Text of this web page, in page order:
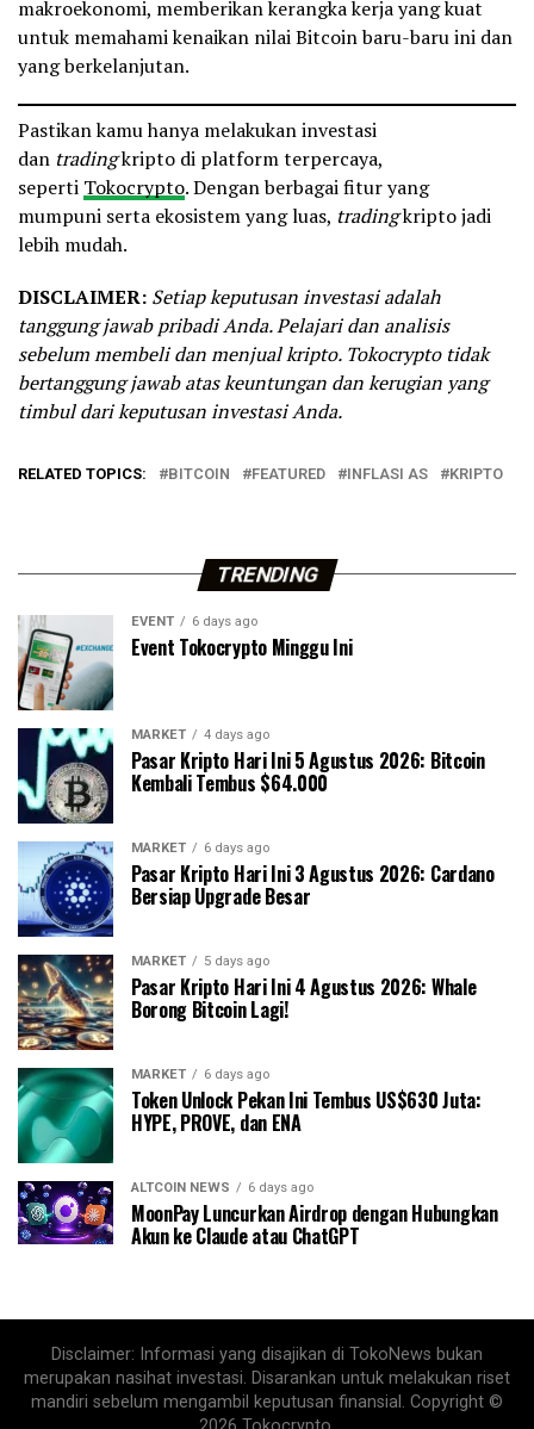
makroekonomi, memberikan kerangka kerja yang kuat
untuk memahami kenaikan nilai Bitcoin baru-baru ini dan
yang berkelanjutan.
Pastikan kamu hanya melakukan investasi
dan tradingkripto di platform terpercaya,
seperti Tokocrypto. Dengan berbagai fitur yang
mumpuni serta ekosistem yang luas, tradingkripto jadi
lebih mudah.
DISCLAIMER: Setiap keputusan investasi adalah
tanggung jawab pribadi Anda. Pelajari dan analisis
sebelum membeli dan menjual kripto. Tokocrypto tidak
bertanggung jawab atas keuntungan dan kerugian yang
timbul dari keputusan investasi Anda.
RELATED TOPICS: BITCOIN FEATURED INFLASI AS KRIPTO
TRENDING
EVENT 6 days ago
Event Tokocrypto Minggu Ini
MARKET 4 days ago
Pasar Kripto Hari Ini 5 Agustus 2026: Bitcoin
Kembali Tembus $64.000
MARKET 6 days ago
Pasar Kripto Hari Ini 3 Agustus 2026: Cardano
Bersiap Upgrade Besar
MARKET 5 days ago
Pasar Kripto Hari Ini 4 Agustus 2026: Whale
Borong Bitcoin Lagi!
MARKET 6 days ago
Token Unlock Pekan Ini Tembus US$630 Juta:
HYPE, PROVE, dan ENA
ALTCOIN NEWS 6 days ago
MoonPay Luncurkan Airdrop dengan Hubungkan
Akun ke Claude atau ChatGPT
Disclaimer: Informasi yang disajikan di TokoNews bukan
merupakan nasihat investasi. Disarankan untuk melakukan riset
mandiri sebelum mengambil keputusan finansial. Copyright ©